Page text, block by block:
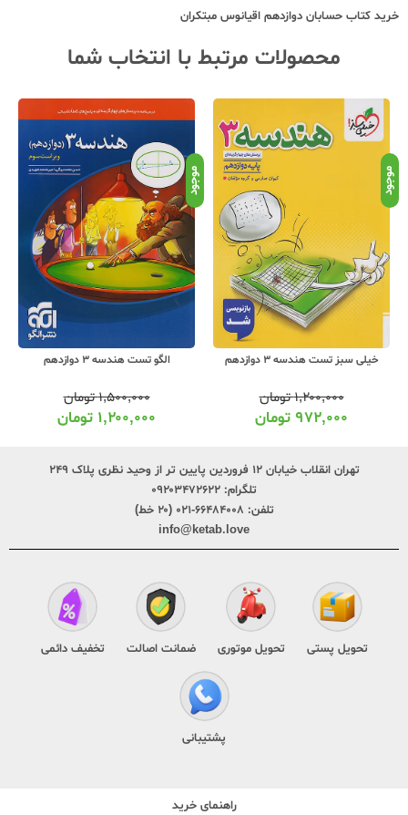
خرید کتاب حسابان دوازدهم اقیانوس مبتکران
محصولات مرتبط با انتخاب شما
موجود
خیلی سبز تست هندسه 3 دوازدهم
۱,۲۰۰,۰۰۰تومان
۹۷۲,۰۰۰ تومان
موجود
الگو تست هندسه 3 دوازدهم
۱,۵۰۰,۰۰۰تومان
۱,۲۰۰,۰۰۰ تومان
تهران انقلاب خیابان ۱۲ فروردین پایین تر از وحید نظری پلاک ۲۴۹
تلگرام: ۰۹۲۰۳۴۷۲۶۲۲
تلفن: ۶۶۴۸۴۰۰۸-۰۲۱ (۲۰ خط)
info@ketab.love
تحویل پستی تحویل موتوری ضمانت اصالت تخفیف دائمی
پشتیبانی
راهنمای خرید